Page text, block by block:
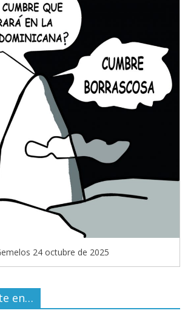
24 octubre de 2025
en…